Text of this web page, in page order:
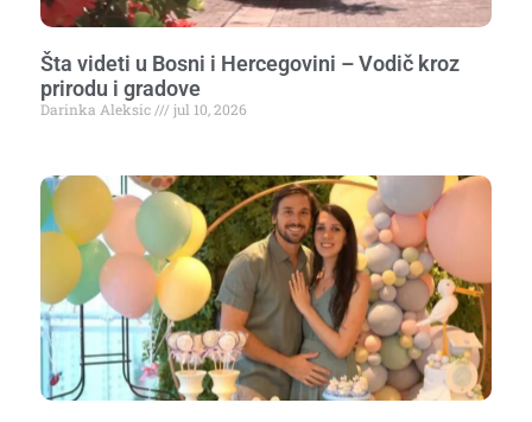
Šta videti u Bosni i Hercegovini – Vodič kroz
prirodu i gradove
Darinka Aleksic jul 10, 2026